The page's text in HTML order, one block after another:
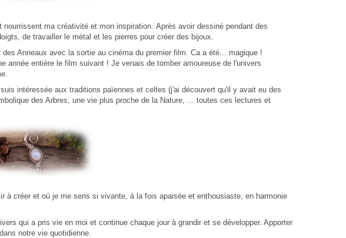
ma créativité et mon inspiration. Après avoir dessiné pendant des
de travailler le métal et les pierres pour créer des bijoux.
Anneaux avec la sortie au cinéma du premier film. Ca a été... magique !
année entière le film suivant ! Je venais de tomber amoureuse de l'univers
intéressée aux traditions païennes et celtes (j'ai découvert qu'il y avait eu des
des Arbres, une vie plus proche de la Nature, ... toutes ces lectures et
à créer et où je me sens si vivante, à la fois apaisée et enthousiaste, en harmonie
qui a pris vie en moi et continue chaque jour à grandir et se développer. Apporter
notre vie quotidienne.